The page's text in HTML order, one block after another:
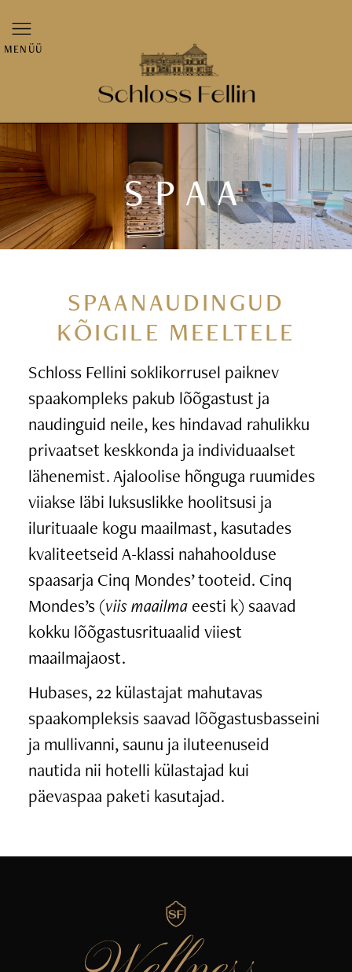
MENÜÜ
SPAA
SPAANAUDINGUD
KÕIGILE MEELTELE
Schloss Fellini soklikorrusel paiknev
spaakompleks pakub lõõgastust ja
naudinguid neile, kes hindavad rahulikku
privaatset keskkonda ja individuaalset
lähenemist. Ajaloolise hõnguga ruumides
viiakse läbi luksuslikke hoolitsusi ja
ilurituaale kogu maailmast, kasutades
kvaliteetseid A-klassi nahahoolduse
spaasarja Cinq Mondes’ tooteid. Cinq
Mondes’s (viis maailma eesti k) saavad
kokku lõõgastusrituaalid viiest
maailmajaost.
Hubases, 22 külastajat mahutavas
spaakompleksis saavad lõõgastusbasseini
ja mullivanni, saunu ja iluteenuseid
nautida nii hotelli külastajad kui
päevaspaa paketi kasutajad.